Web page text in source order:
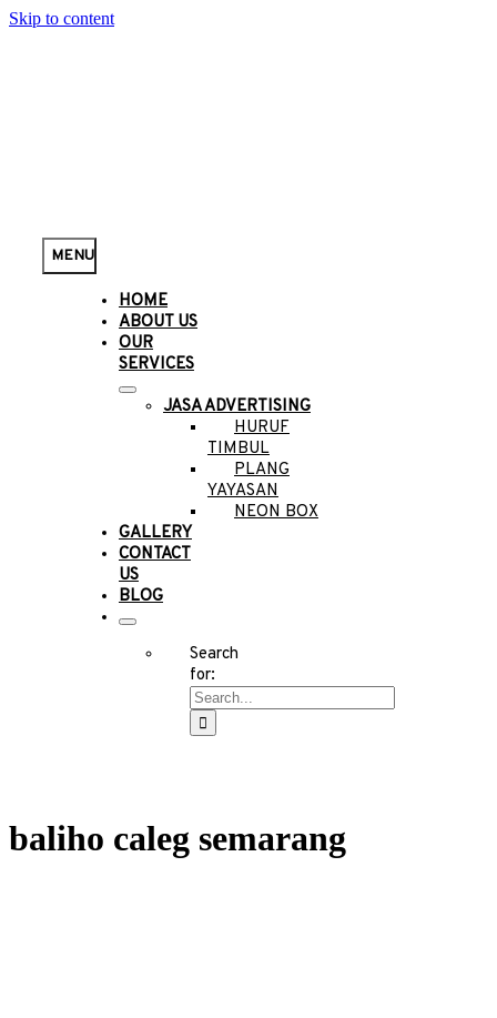
Skip to content
MENU
HOME
ABOUT US
OUR
SERVICES
JASA ADVERTISING
HURUF
TIMBUL
PLANG
YAYASAN
NEON BOX
GALLERY
CONTACT
US
BLOG
Search
for:
baliho caleg semarang